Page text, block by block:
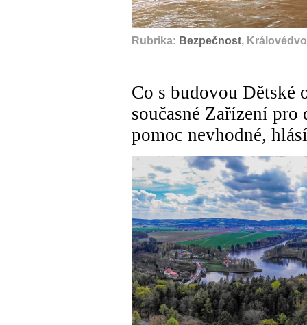
Rubrika: Bezpečnost,
Co s budovou Dětské
současné Zařízení
pomoc nevhodné,